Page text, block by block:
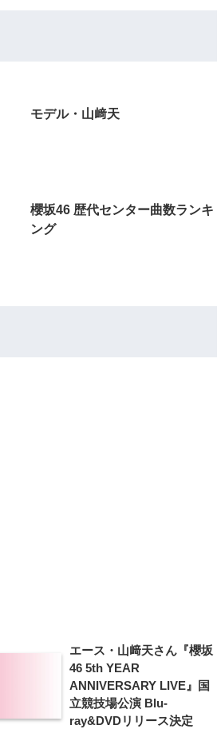
モデル・山﨑天
櫻坂46 歴代センター曲数ランキ
ング
エース・山﨑天さん『櫻坂
46 5th YEAR
ANNIVERSARY LIVE』国
立競技場公演 Blu-
ray&DVDリリース決定